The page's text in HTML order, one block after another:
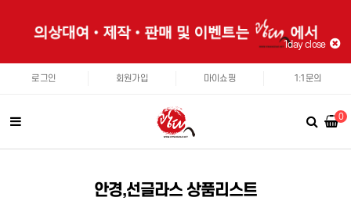
1day close
로그인 회원가입 마이쇼핑 1:1문의
0
안경,선글라스 상품리스트